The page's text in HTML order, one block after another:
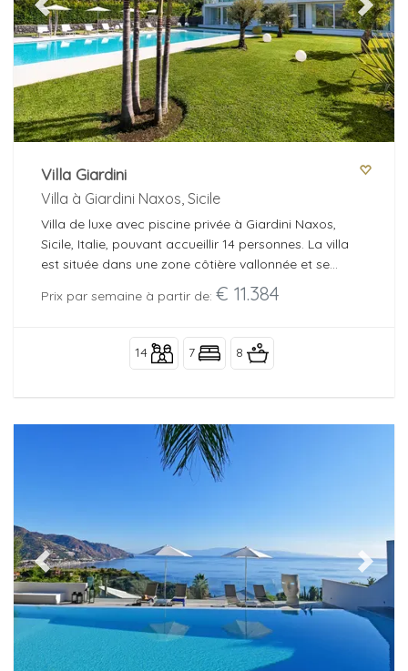
Previous Next
Villa Giardini
Villa à Giardini Naxos, Sicile
Villa de luxe avec piscine privée à Giardini Naxos,
Sicile, Italie, pouvant accueillir 14 personnes. La villa
est située dans une zone côtière vallonnée et se
Prix par semaine à partir de: € 11.384
14 7 8
Previous Next